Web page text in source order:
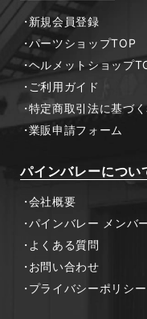
新規会員登録
パーツショップTOP
ヘルメットショップ
ご利用ガイド
特定商取引法に基づ
業販申請フォーム
パインバレーについ
会社概要
パインバレー メンバ
よくある質問
お問い合わせ
プライバシーポリシー